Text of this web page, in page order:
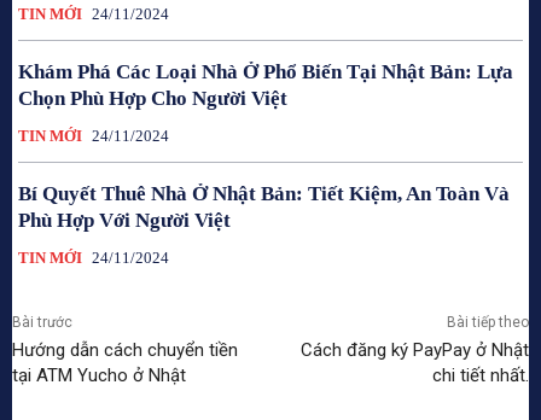
TIN MỚI 24/11/2024
Khám Phá Các Loại Nhà Ở Phổ Biến Tại Nhật Bản: Lựa
Chọn Phù Hợp Cho Người Việt
TIN MỚI 24/11/2024
Bí Quyết Thuê Nhà Ở Nhật Bản: Tiết Kiệm, An Toàn Và
Phù Hợp Với Người Việt
TIN MỚI 24/11/2024
Bài trước
Hướng dẫn cách chuyển tiền
tại ATM Yucho ở Nhật
Bài tiếp theo
Cách đăng ký PayPay ở Nhật
chi tiết nhất.